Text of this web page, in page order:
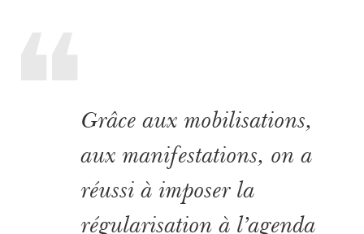
Grâce aux mobilisations,
aux manifestations, on a
réussi à imposer la
régularisation à l’agenda